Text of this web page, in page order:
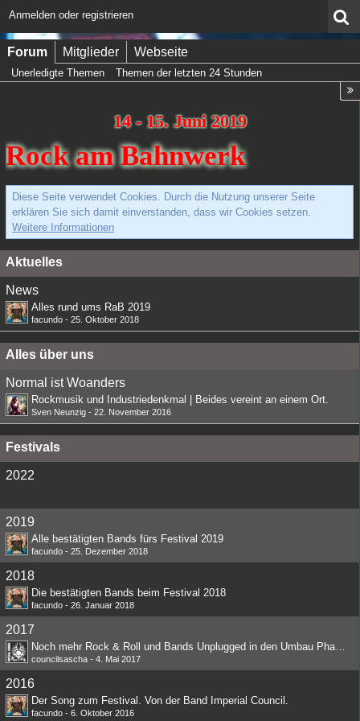
Anmelden oder registrieren
Forum Mitglieder Webseite
Unerledigte Themen Themen der letzten 24 Stunden
14 - 15. Juni 2019
Rock am Bahnwerk
Diese Seite verwendet Cookies. Durch die Nutzung unserer Seite
erklären Sie sich damit einverstanden, dass wir Cookies setzen.
Weitere Informationen
Aktuelles
News
Alles rund ums RaB 2019
facundo - 25. Oktober 2018
Alles über uns
Normal ist Woanders
Rockmusik und Industriedenkmal | Beides vereint an einem Ort.
Sven Neunzig - 22. November 2016
Festivals
2022
2019
Alle bestätigten Bands fürs Festival 2019
facundo - 25. Dezember 2018
2018
Die bestätigten Bands beim Festival 2018
facundo - 26. Januar 2018
2017
Noch mehr Rock & Roll und Bands Unplugged in den Umbau Phasen
councilsascha - 4. Mai 2017
2016
Der Song zum Festival. Von der Band Imperial Council.
facundo - 6. Oktober 2016